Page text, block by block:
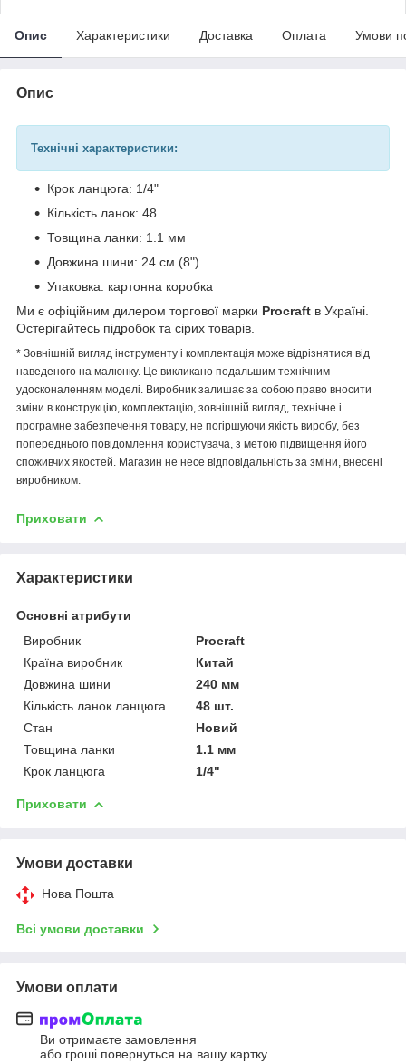
Опис Характеристики Доставка Оплата Умови
Опис
Технічні характеристики:
Крок ланцюга: 1/4"
Кількість ланок: 48
Товщина ланки: 1.1 мм
Довжина шини: 24 см (8")
Упаковка: картонна коробка
Ми є офіційним дилером торгової марки Procraft в Україні.
Остерігайтесь підробок та сірих товарів.
* Зовнішній вигляд інструменту і комплектація може відрізнятися від
наведеного на малюнку. Це викликано подальшим технічним
удосконаленням моделі. Виробник залишає за собою право вносити
зміни в конструкцію, комплектацію, зовнішній вигляд, технічне і
програмне забезпечення товару, не погіршуючи якість виробу, без
попереднього повідомлення користувача, з метою підвищення його
споживчих якостей. Магазин не несе відповідальність за зміни, внесені
виробником.
Приховати
Характеристики
Основні атрибути
Виробник
Procraft
Країна виробник
Китай
Довжина шини
240 мм
Кількість ланок ланцюга
48 шт.
Стан
Новий
Товщина ланки
1.1 мм
Крок ланцюга
1/4"
Приховати
Умови доставки
Нова Пошта
Всі умови доставки
Умови оплати
Ви отримаєте замовлення
або гроші повернуться на вашу картку